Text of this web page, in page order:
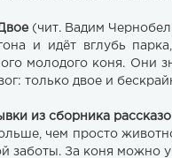
(чит. Вадим
и идёт вглубь
молодого коня. Они
только двое и
из сборника
чем просто
заботы. За коня можно